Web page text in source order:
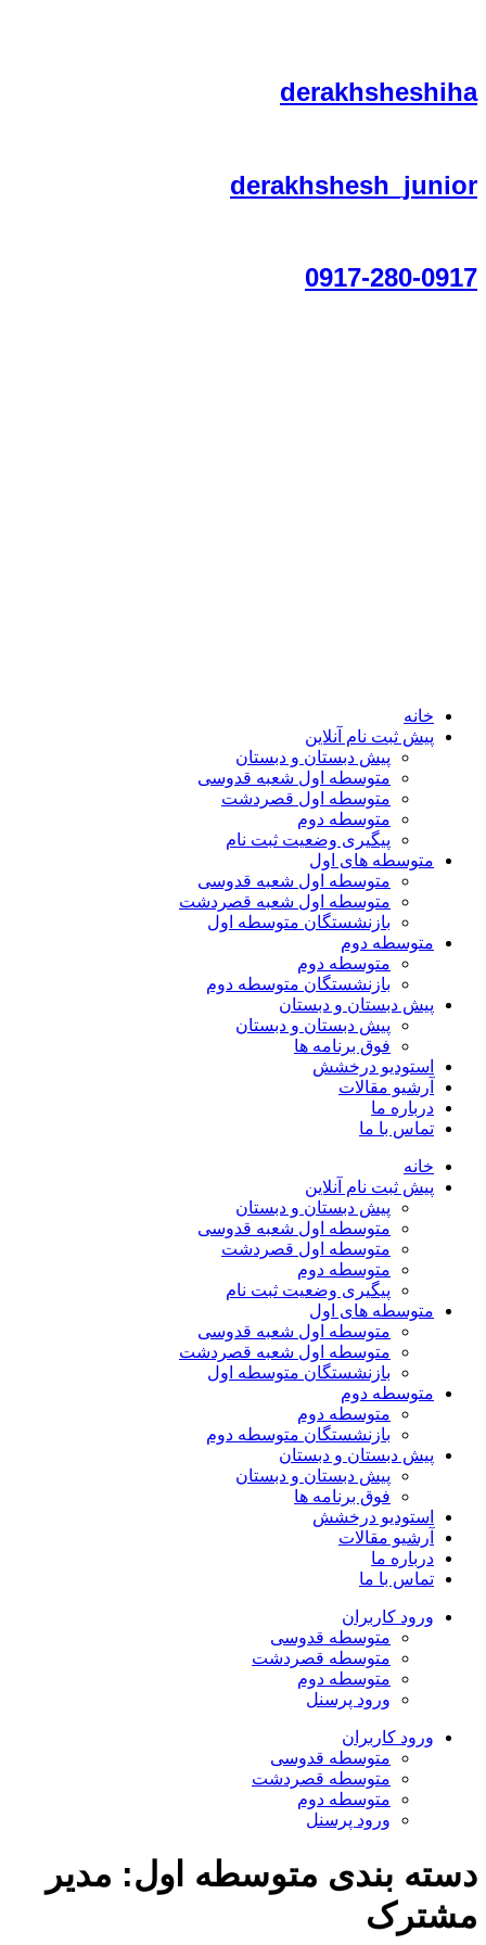
0917-280-
خانه
پیش ثبت نام آنلاین
پیش دبستان و دبستان
متوسطه اول شعبه قدوسی
متوسطه اول قصردشت
متوسطه دوم
پیگیری وضعیت ثبت نام
متوسطه های اول
متوسطه اول شعبه قدوسی
متوسطه اول شعبه قصردشت
بازنشستگان متوسطه اول
متوسطه دوم
متوسطه دوم
بازنشستگان متوسطه دوم
پیش دبستان و دبستان
پیش دبستان و دبستان
فوق برنامه ها
استودیو درخشش
آرشیو مقالات
درباره ما
تماس با ما
خانه
پیش ثبت نام آنلاین
پیش دبستان و دبستان
متوسطه اول شعبه قدوسی
متوسطه اول قصردشت
متوسطه دوم
پیگیری وضعیت ثبت نام
متوسطه های اول
متوسطه اول شعبه قدوسی
متوسطه اول شعبه قصردشت
بازنشستگان متوسطه اول
متوسطه دوم
متوسطه دوم
بازنشستگان متوسطه دوم
پیش دبستان و دبستان
پیش دبستان و دبستان
فوق برنامه ها
استودیو درخشش
آرشیو مقالات
درباره ما
تماس با ما
ورود کاربران
متوسطه قدوسی
متوسطه قصردشت
متوسطه دوم
ورود پرسنل
ورود کاربران
متوسطه قدوسی
متوسطه قصردشت
متوسطه دوم
ورود پرسنل
بندی متوسطه اول:مدیر